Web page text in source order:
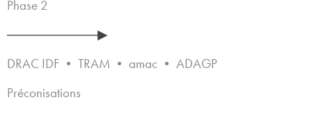
Phase 2
──────────▶
DRAC IDF • TRAM • amac • ADAGP
Préconisations